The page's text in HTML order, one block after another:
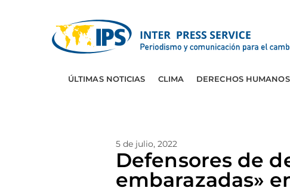
ÚLTIMAS NOTICIAS CLIMA DERECHOS HUMANOS
5 de julio, 2022
Defensores de
embarazadas»